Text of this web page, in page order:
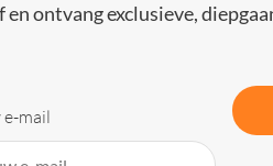
ontvang exclusieve,
mail